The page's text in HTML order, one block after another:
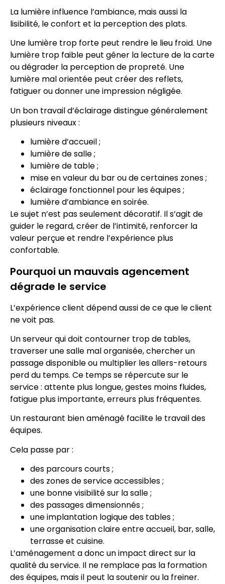
La lumière influence l’ambiance, mais aussi la
lisibilité, le confort et la perception des plats.
Une lumière trop forte peut rendre le lieu froid. Une
lumière trop faible peut gêner la lecture de la carte
ou dégrader la perception de propreté. Une
lumière mal orientée peut créer des reflets,
fatiguer ou donner une impression négligée.
Un bon travail d’éclairage distingue généralement
plusieurs niveaux :
lumière d’accueil ;
lumière de salle ;
lumière de table ;
mise en valeur du bar ou de certaines zones ;
éclairage fonctionnel pour les équipes ;
lumière d’ambiance en soirée.
Le sujet n’est pas seulement décoratif. Il s’agit de
guider le regard, créer de l’intimité, renforcer la
valeur perçue et rendre l’expérience plus
confortable.
Pourquoi un mauvais agencement
dégrade le service
L’expérience client dépend aussi de ce que le client
ne voit pas.
Un serveur qui doit contourner trop de tables,
traverser une salle mal organisée, chercher un
passage disponible ou multiplier les allers-retours
perd du temps. Ce temps se répercute sur le
service : attente plus longue, gestes moins fluides,
fatigue plus importante, erreurs plus fréquentes.
Un restaurant bien aménagé facilite le travail des
équipes.
Cela passe par :
des parcours courts ;
des zones de service accessibles ;
une bonne visibilité sur la salle ;
des passages dimensionnés ;
une implantation logique des tables ;
une organisation claire entre accueil, bar, salle,
terrasse et cuisine.
L’aménagement a donc un impact direct sur la
qualité du service. Il ne remplace pas la formation
des équipes, mais il peut la soutenir ou la freiner.